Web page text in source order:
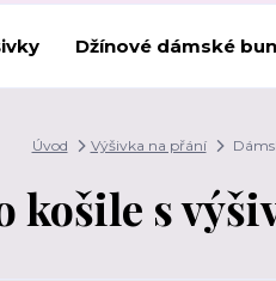
Džínové dámské
Úvod Výšivka na přání
košile s